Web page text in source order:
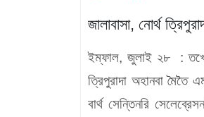
জালাবাসা, নোর্থ
ইম্ফাল, জুলাই ২৮ :
ত্রিপুরাদা অহানবা মৈতৈ
বার্থ সেন্তিনরি